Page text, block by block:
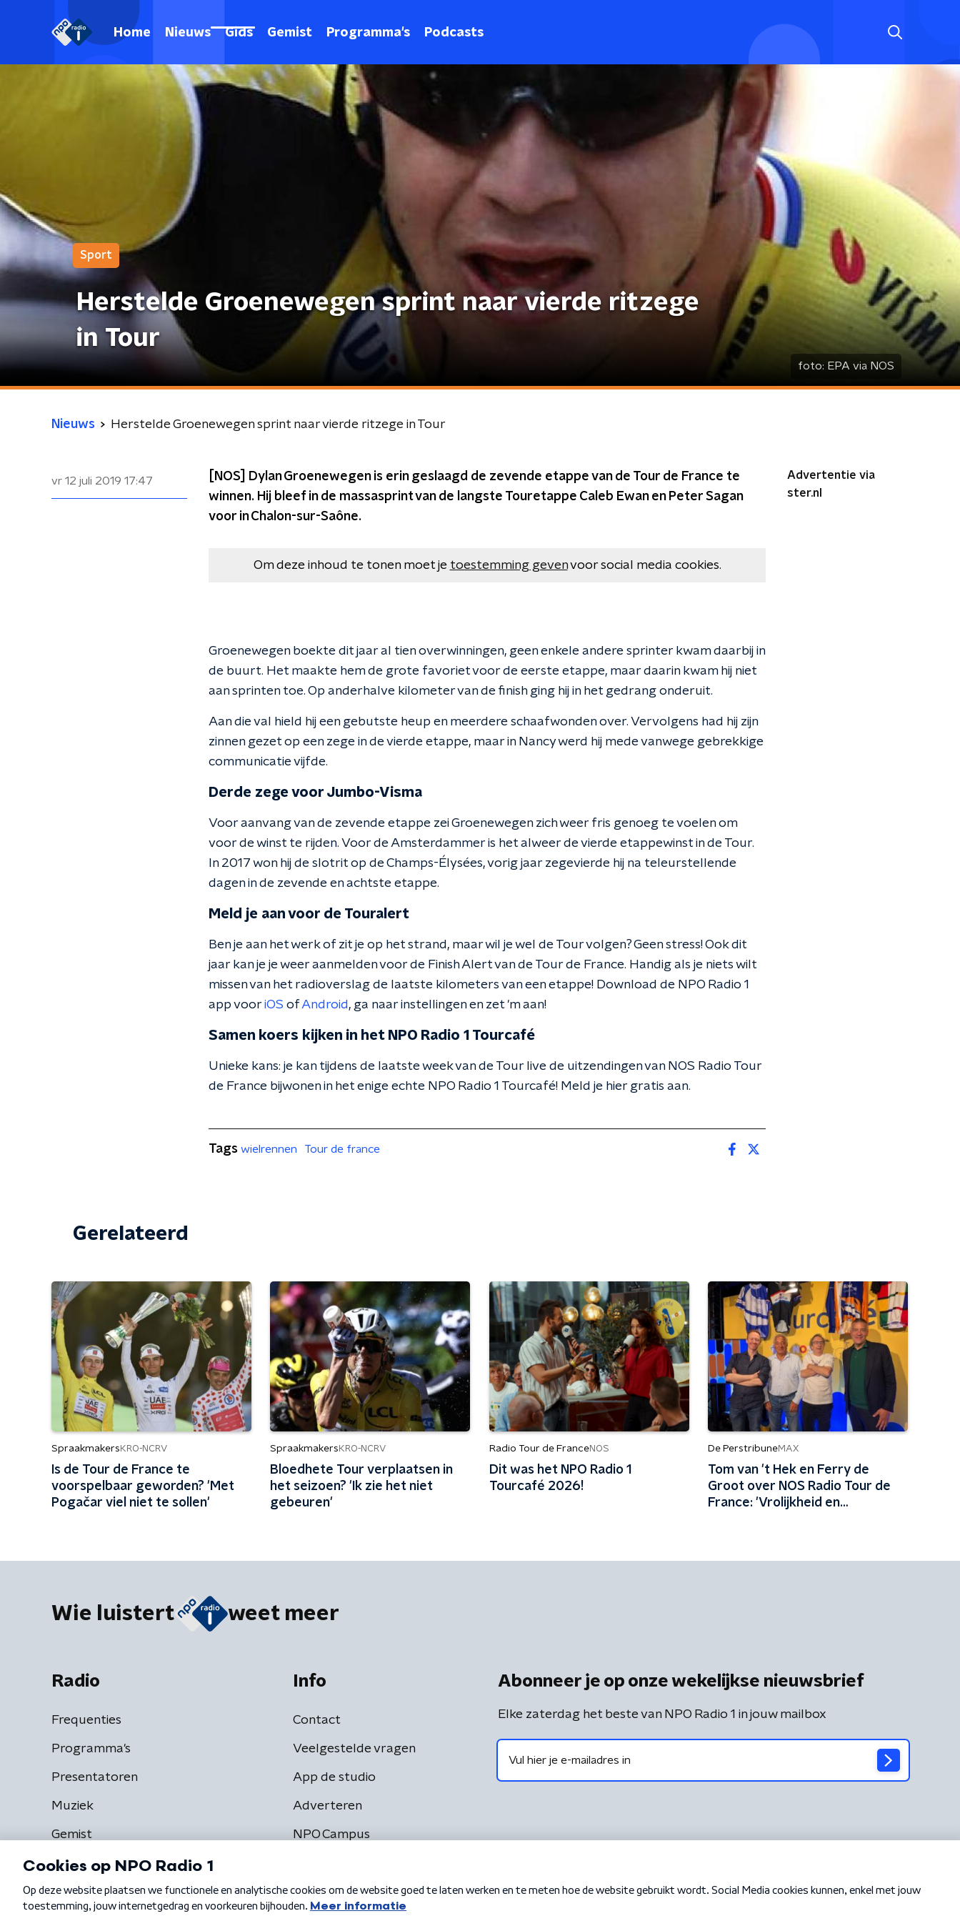
Home Nieuws Gids Gemist Programma's Podcasts
Sport
Herstelde Groenewegen sprint naar vierde ritzege
in Tour
foto: EPA via NOS
Nieuws Herstelde Groenewegen sprint naar vierde ritzege in Tour
vr 12 juli 2019 17:47
[NOS] Dylan Groenewegen is erin geslaagd de zevende etappe van de Tour de France te
winnen. Hij bleef in de massasprint van de langste Touretappe Caleb Ewan en Peter Sagan
voor in Chalon-sur-Saône.
Om deze inhoud te tonen moet je toestemming gevenvoor social media cookies.
Groenewegen boekte dit jaar al tien overwinningen, geen enkele andere sprinter kwam daarbij in
de buurt. Het maakte hem de grote favoriet voor de eerste etappe, maar daarin kwam hij niet
aan sprinten toe. Op anderhalve kilometer van de finish ging hij in het gedrang onderuit.
Aan die val hield hij een gebutste heup en meerdere schaafwonden over. Vervolgens had hij zijn
zinnen gezet op een zege in de vierde etappe, maar in Nancy werd hij mede vanwege gebrekkige
communicatie vijfde.
Derde zege voor Jumbo-Visma
Voor aanvang van de zevende etappe zei Groenewegen zich weer fris genoeg te voelen om
voor de winst te rijden. Voor de Amsterdammer is het alweer de vierde etappewinst in de Tour.
In 2017 won hij de slotrit op de Champs-Élysées, vorig jaar zegevierde hij na teleurstellende
dagen in de zevende en achtste etappe.
Meld je aan voor de Touralert
Ben je aan het werk of zit je op het strand, maar wil je wel de Tour volgen? Geen stress! Ook dit
jaar kan je je weer aanmelden voor de Finish Alert van de Tour de France. Handig als je niets wilt
missen van het radioverslag de laatste kilometers van een etappe! Download de NPO Radio 1
app vooriOS ofAndroid , ga naar instellingen en zet 'm aan!
Samen koers kijken in het NPO Radio 1 Tourcafé
Unieke kans: je kan tijdens de laatste week van de Tour live de uitzendingen van NOS Radio Tour
de France bijwonen in het enige echte NPO Radio 1 Tourcafé! Meld je hier gratis aan.
Advertentie via
ster.nl
Tags wielrennen Tour de france
Gerelateerd
Spraakmakers KRO-NCRV
Is de Tour de France te
voorspelbaar geworden? 'Met
Pogačar viel niet te sollen'
Spraakmakers KRO-NCRV
Bloedhete Tour verplaatsen in
het seizoen? 'Ik zie het niet
gebeuren'
Radio Tour de FranceNOS
Dit was het NPO Radio 1
Tourcafé 2026!
De PerstribuneMAX
Tom van 't Hek en Ferry de
Groot over NOS Radio Tour de
France: 'Vrolijkheid en
Wie luistert weet meer
Radio
Frequenties
Programma's
Presentatoren
Muziek
Gemist
Info
Contact
Veelgestelde vragen
App de studio
Adverteren
NPO Campus
Abonneer je op onze wekelijkse nieuwsbrief
Elke zaterdag het beste van NPO Radio 1 in jouw mailbox
Algemene voorwaarden Privacybeleid